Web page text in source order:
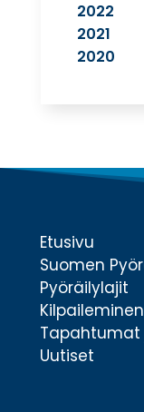
2022
2021
2020
Etusivu
Suomen
Pyöräilylajit
Kilpaileminen
Tapahtumat
Uutiset